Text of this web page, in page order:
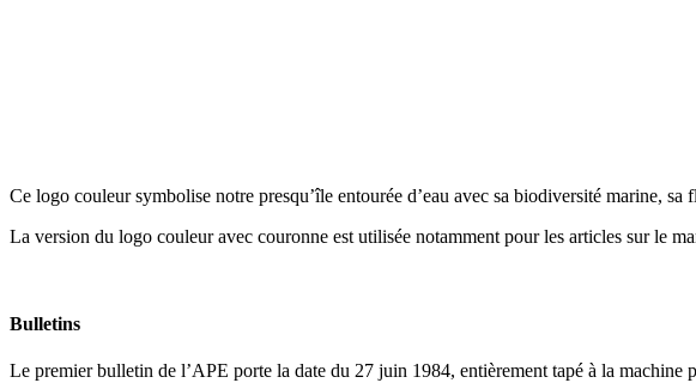
Ce logo couleur symbolise notre presqu’île entourée d’eau avec sa biodiversité marine, sa
La version du logo couleur avec couronne est utilisée notamment pour les articles sur le
Bulletins
Le premier bulletin de l’APE porte la date du 27 juin 1984, entièrement tapé à la machine